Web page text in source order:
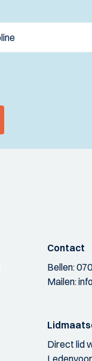
Contact
Bellen:
Mailen:
Direct lid